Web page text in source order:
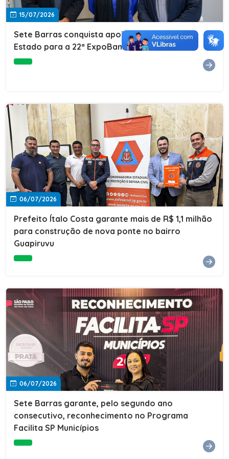
15/07/2026
Sete Barras conquista apoio do Governo do
Estado para a 22ª ExpoBanana
06/07/2026
Prefeito Ítalo Costa garante mais de R$ 1,1 milhão
para construção de nova ponte no bairro
Guapiruvu
06/07/2026
Sete Barras garante, pelo segundo ano
consecutivo, reconhecimento no Programa
Facilita SP Municípios